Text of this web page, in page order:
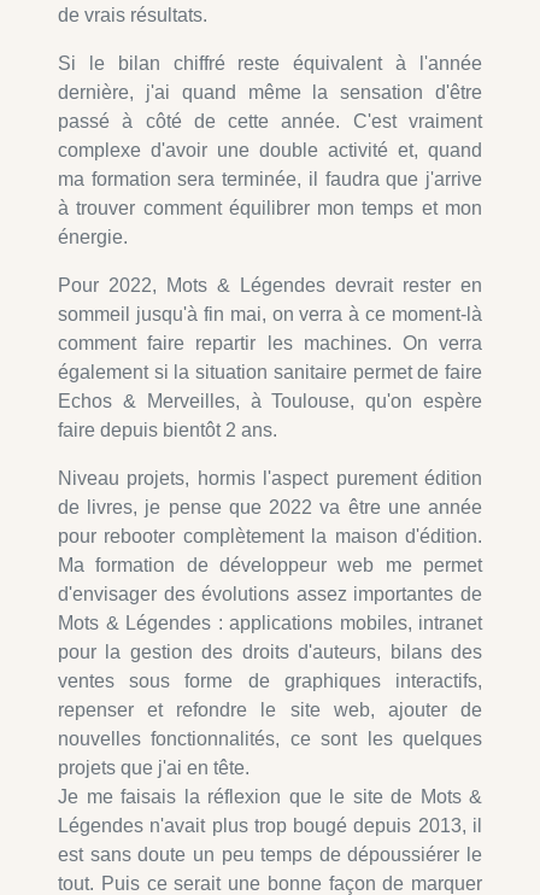
de vrais résultats.
Si le bilan chiffré reste équivalent à l'année
dernière, j'ai quand même la sensation d'être
passé à côté de cette année. C'est vraiment
complexe d'avoir une double activité et, quand
ma formation sera terminée, il faudra que j'arrive
à trouver comment équilibrer mon temps et mon
énergie.
Pour 2022, Mots & Légendes devrait rester en
sommeil jusqu'à fin mai, on verra à ce moment-là
comment faire repartir les machines. On verra
également si la situation sanitaire permet de faire
Echos & Merveilles, à Toulouse, qu'on espère
faire depuis bientôt 2 ans.
Niveau projets, hormis l'aspect purement édition
de livres, je pense que 2022 va être une année
pour rebooter complètement la maison d'édition.
Ma formation de développeur web me permet
d'envisager des évolutions assez importantes de
Mots & Légendes : applications mobiles, intranet
pour la gestion des droits d'auteurs, bilans des
ventes sous forme de graphiques interactifs,
repenser et refondre le site web, ajouter de
nouvelles fonctionnalités, ce sont les quelques
projets que j'ai en tête.
Je me faisais la réflexion que le site de Mots &
Légendes n'avait plus trop bougé depuis 2013, il
est sans doute un peu temps de dépoussiérer le
tout. Puis ce serait une bonne façon de marquer